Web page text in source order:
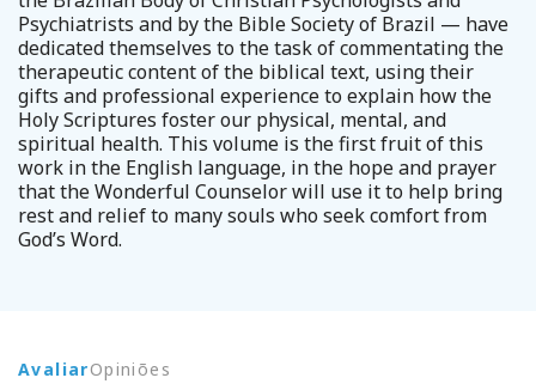
Psychiatrists and by the Bible Society of Brazil — have
dedicated themselves to the task of commentating the
therapeutic content of the biblical text, using their
gifts and professional experience to explain how the
Holy Scriptures foster our physical, mental, and
spiritual health. This volume is the first fruit of this
work in the English language, in the hope and prayer
that the Wonderful Counselor will use it to help bring
rest and relief to many souls who seek comfort from
God’s Word.
AvaliarOpiniões